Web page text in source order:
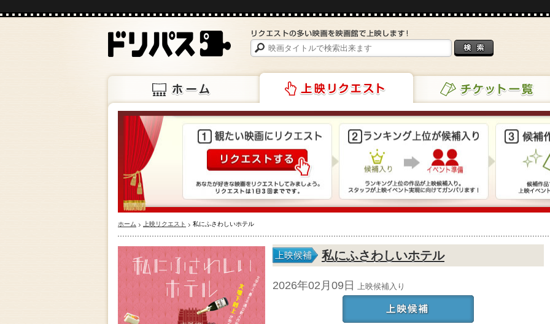
チケット一覧
ホーム 上映リクエスト 私にふさわしいホテル
上映候補 私にふさわしいホテル
2026年02月09日 上映候補入り